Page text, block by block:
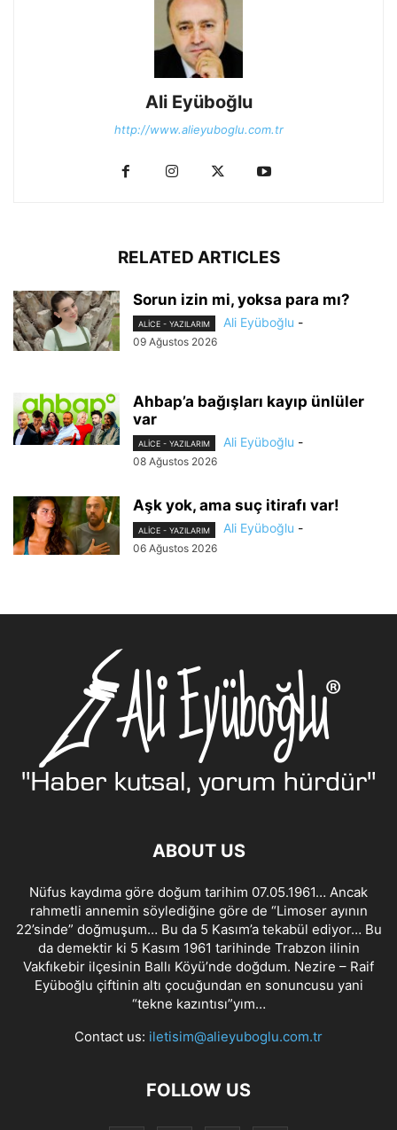
Ali Eyüboğlu
http://www.alieyuboglu.com.tr
RELATED ARTICLES
Sorun izin mi, yoksa para mı?
ALİCE - YAZILARIM Ali Eyüboğlu -
09 Ağustos 2026
Ahbap’a bağışları kayıp ünlüler
var
ALİCE - YAZILARIM Ali Eyüboğlu -
08 Ağustos 2026
Aşk yok, ama suç itirafı var!
ALİCE - YAZILARIM Ali Eyüboğlu -
06 Ağustos 2026
ABOUT US
Nüfus kaydıma göre doğum tarihim 07.05.1961… Ancak
rahmetli annemin söylediğine göre de “Limoser ayının
22’sinde” doğmuşum… Bu da 5 Kasım’a tekabül ediyor… Bu
da demektir ki 5 Kasım 1961 tarihinde Trabzon ilinin
Vakfıkebir ilçesinin Ballı Köyü’nde doğdum. Nezire – Raif
Eyüboğlu çiftinin altı çocuğundan en sonuncusu yani
“tekne kazıntısı”yım…
Contact us: iletisim@alieyuboglu.com.tr
FOLLOW US